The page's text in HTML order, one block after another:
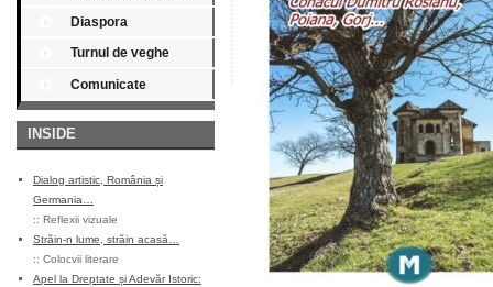
Diaspora
Turnul de veghe
Comunicate
INSIDE
Dialog artistic, România și
Germania…
:: Reflexii vizuale
Străin-n lume, străin acasă…
:: Colocvii literare
Apel la Dreptate și Adevăr Istoric: